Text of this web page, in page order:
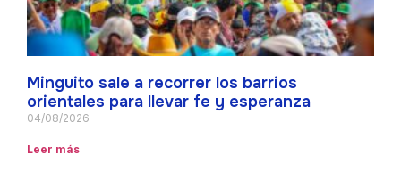
Minguito sale a recorrer los barrios
orientales para llevar fe y esperanza
04/08/2026
Leer más